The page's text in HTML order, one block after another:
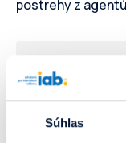
Súhlas
postrehy z